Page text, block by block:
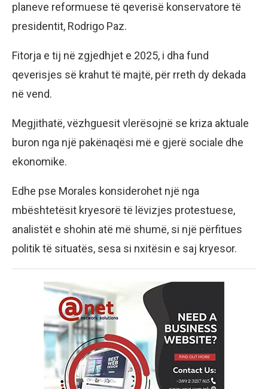
planeve reformuese të qeverisë konservatore të
presidentit, Rodrigo Paz.
Fitorja e tij në zgjedhjet e 2025, i dha fund
qeverisjes së krahut të majtë, për rreth dy dekada
në vend.
Megjithatë, vëzhguesit vlerësojnë se kriza aktuale
buron nga një pakënaqësi më e gjerë sociale dhe
ekonomike.
Edhe pse Morales konsiderohet një nga
mbështetësit kryesorë të lëvizjes protestuese,
analistët e shohin atë më shumë, si një përfitues
politik të situatës, sesa si nxitësin e saj kryesor.